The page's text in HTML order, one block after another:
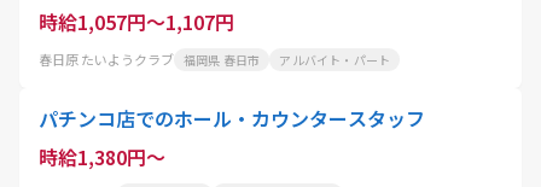
時給1,057円～1,107円
春日原 たいようクラブ 福岡県 春日市 アルバイト・パート
パチンコ店でのホール・カウンタースタッフ
時給1,380円～